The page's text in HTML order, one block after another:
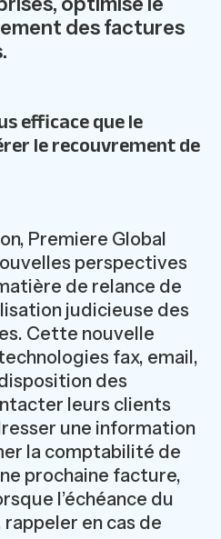
des factures
efficace que le
le recouvrement de
Premiere Global
perspectives
de relance de
judicieuse des
Cette nouvelle
fax, email,
des
leurs clients
une information
la comptabilité de
prochaine facture,
l’échéance du
en cas de